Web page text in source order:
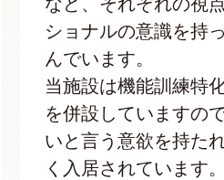
ショナルの意識を持
んでいます。
当施設は機能訓練特
を併設していますの
いと言う意欲を持た
く入居されています。